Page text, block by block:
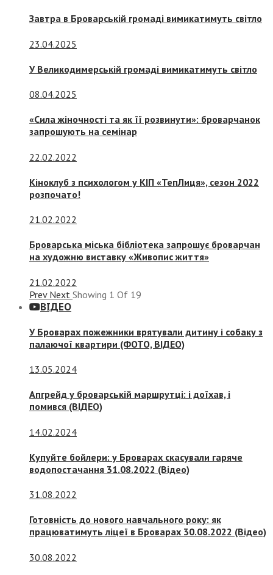
Завтра в Броварській громаді вимикатимуть світло
23.04.2025
У Великодимерській громаді вимикатимуть світло
08.04.2025
«Сила жіночності та як її розвинути»: броварчанок
запрошують на семінар
22.02.2022
Кіноклуб з психологом у КІП «ТепЛиця», сезон 2022
розпочато!
21.02.2022
Броварська міська бібліотека запрошує броварчан
на художню виставку «Живопис життя»
21.02.2022
Prev Next Showing 1 Of 19
ВІДЕО
У Броварах пожежники врятували дитину і собаку з
палаючої квартири (ФОТО, ВІДЕО)
13.05.2024
Апгрейд у броварській маршрутці: і доїхав, і
помився (ВІДЕО)
14.02.2024
Купуйте бойлери: у Броварах скасували гаряче
водопостачання 31.08.2022 (Відео)
31.08.2022
Готовність до нового навчального року: як
працюватимуть ліцеї в Броварах 30.08.2022 (Відео)
30.08.2022